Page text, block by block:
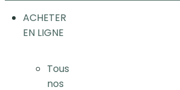
ACHETER
EN LIGNE
Tous
nos